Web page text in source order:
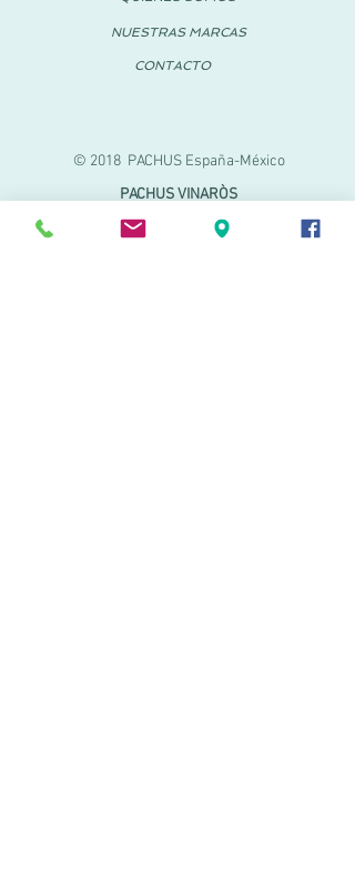
© 2018 PACHUS España-México
NUESTRAS MARCAS
CONTACTO
PACHUS VINARÒS
Calle Mayor 27-29